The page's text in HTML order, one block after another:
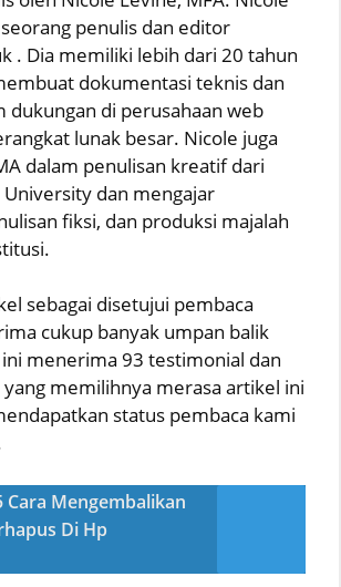
penulis dan editor
. Dia memiliki lebih dari 20 tahun
dokumentasi teknis dan
di perusahaan web
lunak besar. Nicole juga
dalam penulisan kreatif dari
dan mengajar
fiksi, dan produksi majalah
sebagai disetujui pembaca
cukup banyak umpan balik
menerima 93 testimonial dan
memilihnya merasa artikel ini
status pembaca kami
Cara Mengembalikan
Di Hp